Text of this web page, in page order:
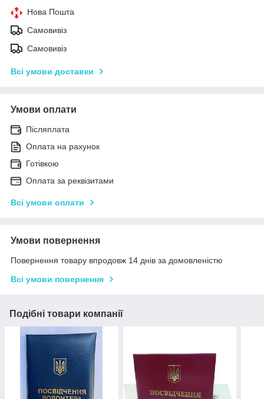
Нова Пошта
Самовивіз
Самовивіз
Всі умови доставки
Умови оплати
Післяплата
Оплата на рахунок
Готівкою
Оплата за реквізитами
Всі умови оплати
Умови повернення
Повернення товару впродовж 14 днів за домовленістю
Всі умови повернення
Подібні товари компанії